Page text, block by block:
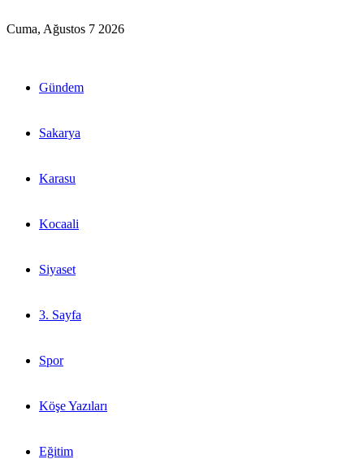
Cuma, Ağustos 7 2026
Gündem
Sakarya
Karasu
Kocaali
Siyaset
3. Sayfa
Spor
Köşe Yazıları
Eğitim